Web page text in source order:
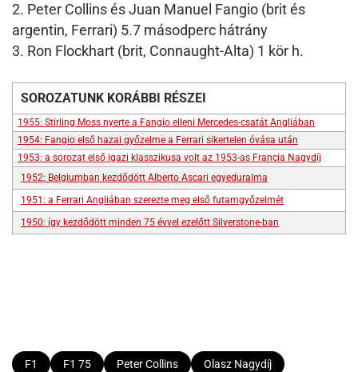
2. Peter Collins és Juan Manuel Fangio (brit és
argentin, Ferrari) 5.7 másodperc hátrány
3. Ron Flockhart (brit, Connaught-Alta) 1 kör h.
1955: Stirling Moss nyerte a Fangio elleni Mercedes-csatát Angliában
1954: Fangio első hazai győzelme a Ferrari sikertelen óvása után
1953: a sorozat első igazi klasszikusa volt az 1953-as Francia Nagydíj
1952: Belgiumban kezdődött Alberto Ascari egyeduralma
1951: a Ferrari Angliában szerezte meg első futamgyőzelmét
1950: így kezdődött minden 75 évvel ezelőtt Silverstone-ban
SOROZATUNK KORÁBBI RÉSZEI
F1 F1 75 Peter Collins
Olasz Nagydíj